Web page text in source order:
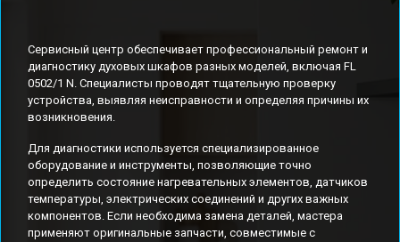
Сервисный центр обеспечивает профессиональный ремонт и
диагностику духовых шкафов разных моделей, включая FL
0502/1 N. Специалисты проводят тщательную проверку
устройства, выявляя неисправности и определяя причины их
возникновения.
Для диагностики используется специализированное
оборудование и инструменты, позволяющие точно
определить состояние нагревательных элементов, датчиков
температуры, электрических соединений и других важных
компонентов. Если необходима замена деталей, мастера
применяют оригинальные запчасти, совместимые с